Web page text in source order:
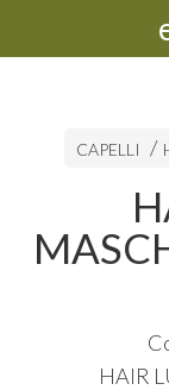
CAPELLI
HAIR